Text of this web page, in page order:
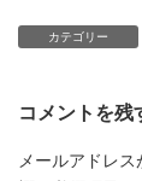
カテゴリー
コメントを残
メールアドレス